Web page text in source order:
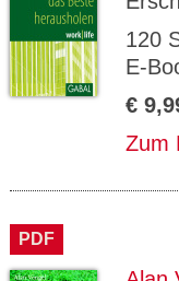
120
E-
€
Zum
PDF